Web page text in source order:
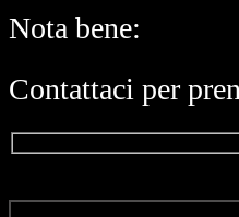
Nota bene:
Contattaci per